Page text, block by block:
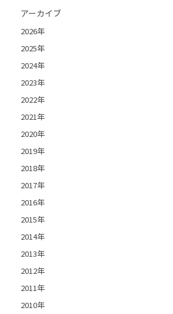
アーカイブ
2026年
2025年
2024年
2023年
2022年
2021年
2020年
2019年
2018年
2017年
2016年
2015年
2014年
2013年
2012年
2011年
2010年